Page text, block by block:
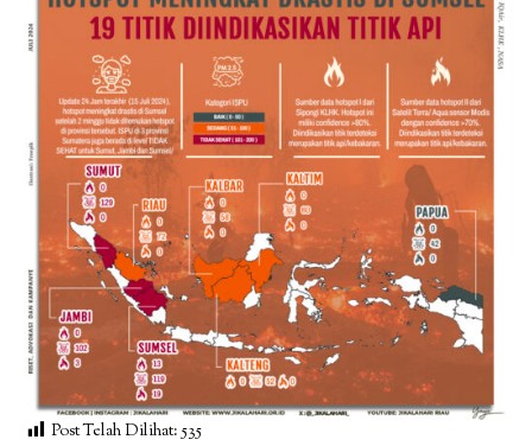
Post Telah Dilihat: 535